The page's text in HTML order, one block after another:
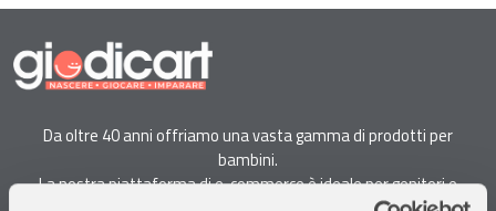
Da oltre 40 anni offriamo una vasta gamma di prodotti per
bambini.
La nostra piattaforma di e-commerce è ideale per genitori e